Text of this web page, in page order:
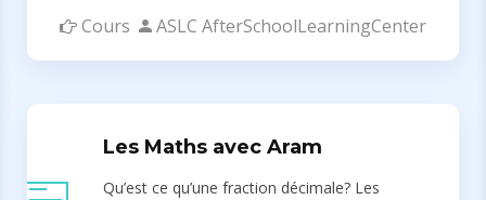
Cours ASLC AfterSchoolLearningCenter
Les Maths avec Aram
Qu’est ce qu’une fraction décimale? Les